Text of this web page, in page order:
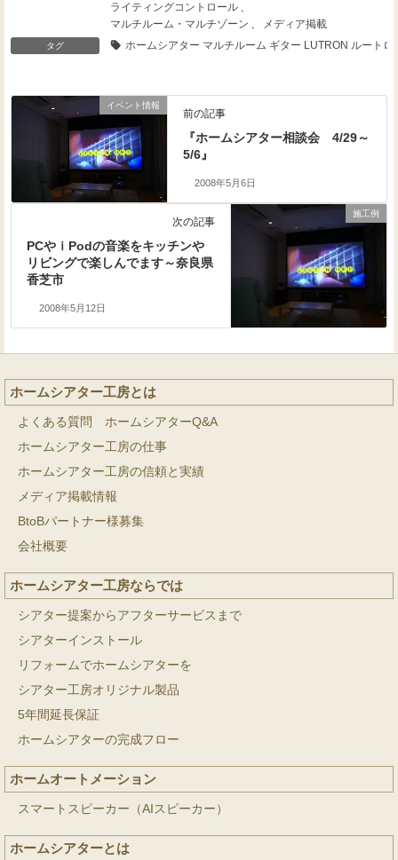
ライティングコントロール
マルチルーム・マルチゾーン
メディア掲載
タグ ホームシアター マルチルーム ギター LUTRON ルートロ
イベント情報
前の記事
『ホームシアター相談会 4/29～
5/6』
2008年5月6日
施工例
次の記事
PCやｉPodの音楽をキッチンや
リビングで楽しんでます～奈良県
香芝市
2008年5月12日
ホームシアター工房とは
よくある質問 ホームシアターQ&A
ホームシアター工房の仕事
ホームシアター工房の信頼と実績
メディア掲載情報
BtoBパートナー様募集
会社概要
ホームシアター工房ならでは
シアター提案からアフターサービスまで
シアターインストール
リフォームでホームシアターを
シアター工房オリジナル製品
5年間延長保証
ホームシアターの完成フロー
ホームオートメーション
スマートスピーカー（AIスピーカー）
ホームシアターとは